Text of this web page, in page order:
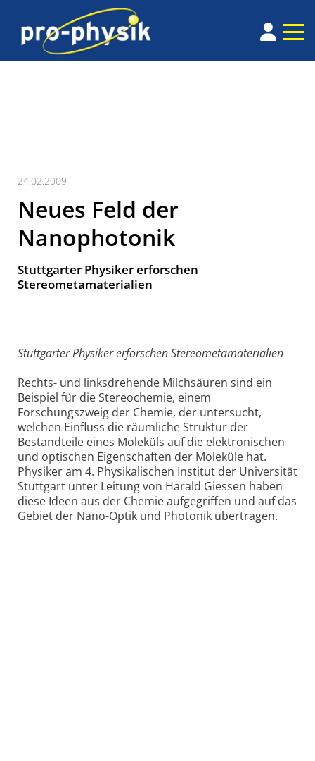
24.02.2009
Neues Feld der
Nanophotonik
Stuttgarter Physiker erforschen
Stereometamaterialien
Stuttgarter Physiker erforschen Stereometamaterialien
Rechts- und linksdrehende Milchsäuren sind ein
Beispiel für die Stereochemie, einem
Forschungszweig der Chemie, der untersucht,
welchen Einfluss die räumliche Struktur der
Bestandteile eines Moleküls auf die elektronischen
und optischen Eigenschaften der Moleküle hat.
Physiker am 4. Physikalischen Institut der Universität
Stuttgart unter Leitung von Harald Giessen haben
diese Ideen aus der Chemie aufgegriffen und auf das
Gebiet der Nano-Optik und Photonik übertragen.